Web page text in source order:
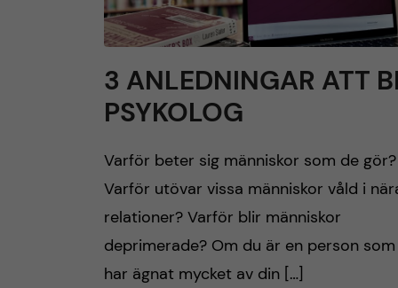
3 ANLEDNINGAR ATT
PSYKOLOG
Varför beter sig människor som de gör?
Varför utövar vissa människor våld i
relationer? Varför blir människor
deprimerade? Om du är en person som
har ägnat mycket av din […]